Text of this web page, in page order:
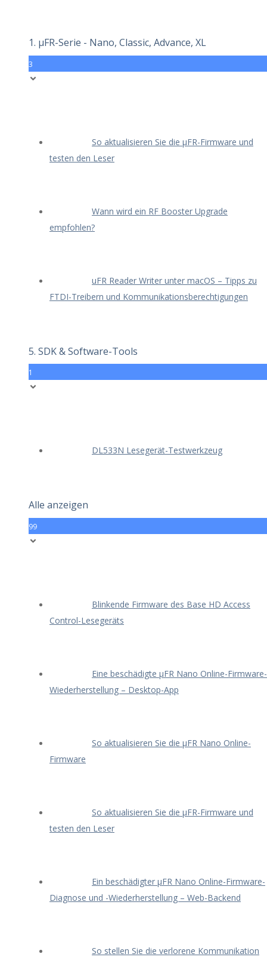
1. μFR-Serie - Nano, Classic, Advance, XL
3
So aktualisieren Sie die μFR-Firmware und
testen den Leser
Wann wird ein RF Booster Upgrade
empfohlen?
uFR Reader Writer unter macOS – Tipps zu
FTDI-Treibern und Kommunikationsberechtigungen
5. SDK & Software-Tools
1
DL533N Lesegerät-Testwerkzeug
Alle anzeigen
99
Blinkende Firmware des Base HD Access
Control-Lesegeräts
Eine beschädigte μFR Nano Online-Firmware-
Wiederherstellung – Desktop-App
So aktualisieren Sie die μFR Nano Online-
Firmware
So aktualisieren Sie die μFR-Firmware und
testen den Leser
Ein beschädigter μFR Nano Online-Firmware-
Diagnose und -Wiederherstellung – Web-Backend
So stellen Sie die verlorene Kommunikation